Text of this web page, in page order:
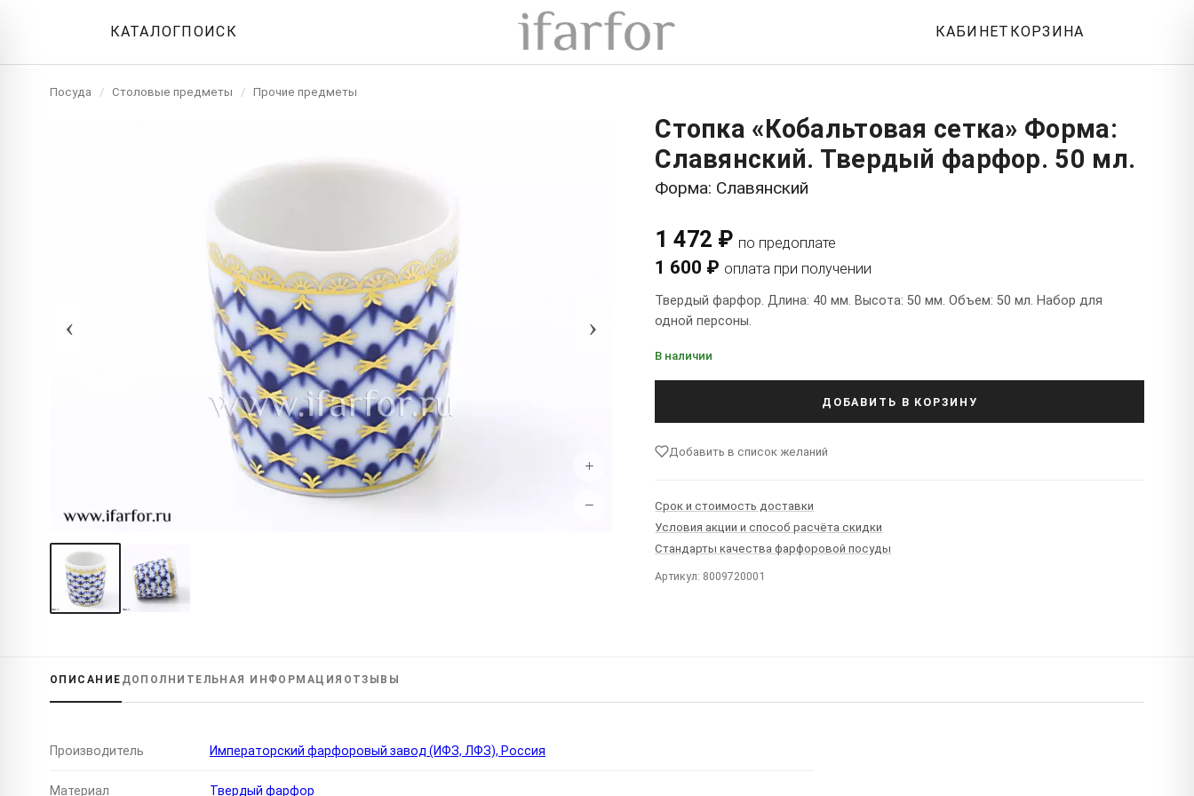
КАТАЛОГПОИСК КАБИНЕТ КОРЗИНА
Посуда / Столовые предметы / Прочие предметы
‹ ›
+
−
Стопка «Кобальтовая сетка» Форма:
Славянский. Твердый фарфор. 50 мл.
Форма: Славянский
1 472 ₽ по предоплате
1 600 ₽ оплата при получении
Твердый фарфор. Длина: 40 мм. Высота: 50 мм. Объем: 50 мл. Набор для
одной персоны.
В наличии
ДОБАВИТЬ В КОРЗИНУ
Добавить в список желаний
Срок и стоимость доставки
Условия акции и способ расчёта скидки
Стандарты качества фарфоровой посуды
Артикул: 8009720001
ОПИСАНИЕ ДОПОЛНИТЕЛЬНАЯ ИНФОРМАЦИЯ ОТЗЫВЫ
Производитель Императорский фарфоровый завод (ИФЗ, ЛФЗ), Россия
Материал Твердый фарфор